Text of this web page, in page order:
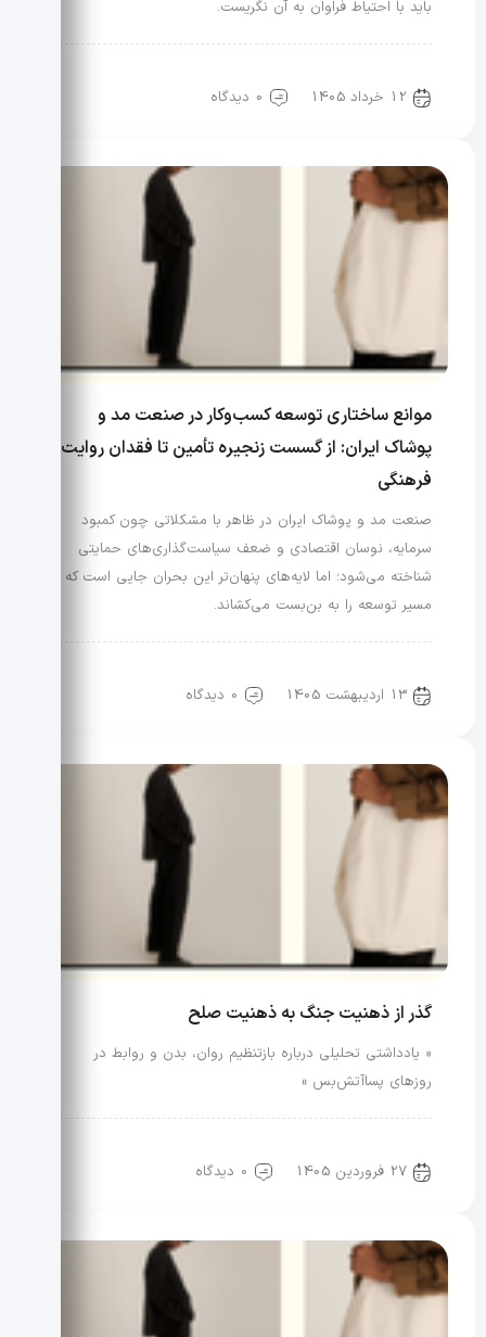
باید با احتیاط فراوان به آن نگریست.
12 خرداد 1405 0 دیدگاه
موانع ساختاری توسعه کسب‌وکار در صنعت مد و
پوشاک ایران: از گسست زنجیره تأمین تا فقدان روایت
فرهنگی
صنعت مد و پوشاک ایران در ظاهر با مشکلاتی چون کمبود
سرمایه، نوسان اقتصادی و ضعف سیاست‌گذاری‌های حمایتی
شناخته می‌شود؛ اما لایه‌های پنهان‌تر این بحران جایی است که
مسیر توسعه را به بن‌بست می‌کشاند.
13 اردیبهشت 1405 0 دیدگاه
گذر از ذهنیت جنگ به ذهنیت صلح
« یادداشتی تحلیلی درباره بازتنظیم روان، بدن و روابط در
روزهای پساآتش‌بس »
27 فروردین 1405 0 دیدگاه